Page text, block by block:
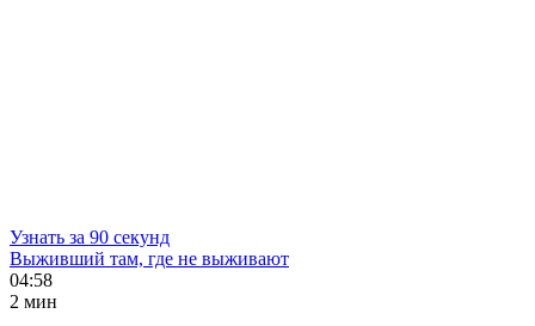
Узнать за 90 секунд
Выживший там, где не выживают
04:58
2 мин